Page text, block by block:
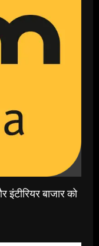
बाजार को